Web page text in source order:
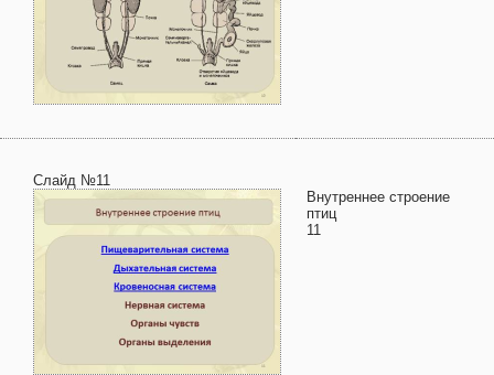
Слайд №11
Внутреннее строение
птиц
11